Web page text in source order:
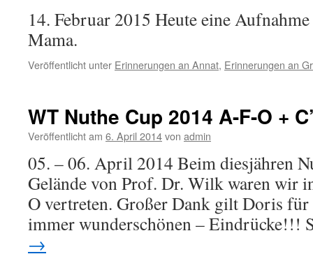
14. Februar 2015 Heute eine
Mama.
Veröffentlicht unter Erinnerungen an Annat, Erinnerungen an
WT Nuthe Cup 2014 A-F-O +
Veröffentlicht am 6. April 2014von admin
05. – 06. April 2014 Beim diesjähren
Gelände von Prof. Dr. Wilk waren wir
O vertreten. Großer Dank gilt Doris
immer wunderschönen –
→